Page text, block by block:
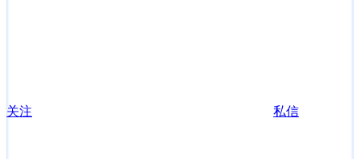
关注 私信